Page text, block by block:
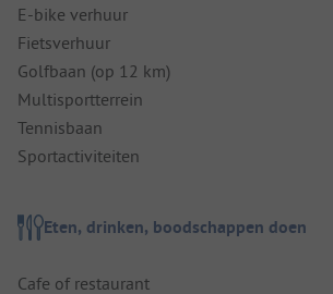
E-bike verhuur
Fietsverhuur
Golfbaan (op 12 km)
Multisportterrein
Tennisbaan
Sportactiviteiten
Eten, drinken, boodschappen doen
Cafe of restaurant